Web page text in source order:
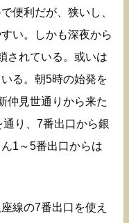
便利だが、狭いし、
い。しかも深夜から
されている。或いは
る。朝5時の始発を
仲見世通りから来た
り、7番出口から銀
1～5番出口からは
線の7番出口を使え